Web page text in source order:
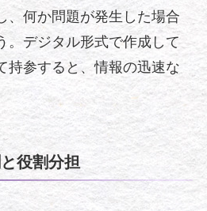
、何か問題が発生した場合
。デジタル形式で作成して
持参すると、情報の迅速な
役割分担